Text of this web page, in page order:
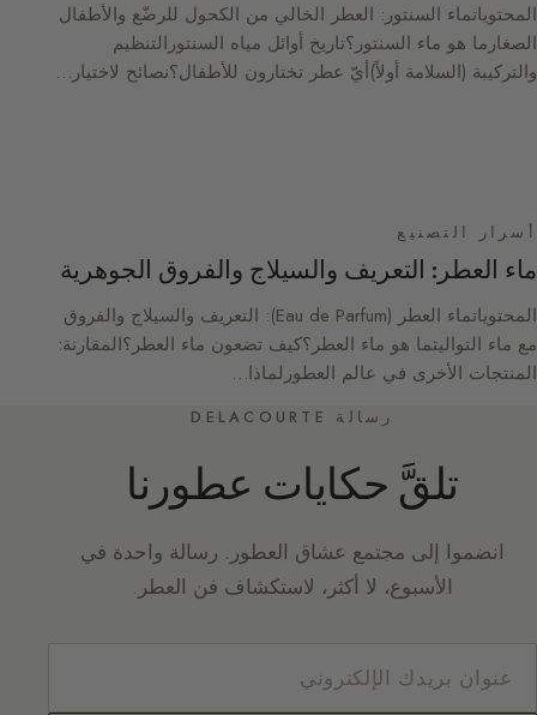
المحتوياتماء السنتور: العطر الخالي من الكحول للرضّع والأطفال
الصغارما هو ماء السنتور؟تاريخ أوائل مياه السنتورالتنظيم
والتركيبة (السلامة أولاً)أيّ عطر تختارون للأطفال؟نصائح لاختيار…
أسرار التصنيع
ماء العطر: التعريف والسيلاج والفروق الجوهرية
المحتوياتماء العطر (Eau de Parfum): التعريف والسيلاج والفروق
مع ماء التواليتما هو ماء العطر؟كيف تضعون ماء العطر؟المقارنة:
المنتجات الأخرى في عالم العطورلماذا…
رسالة DELACOURTE
تلقَّ حكايات عطورنا
انضموا إلى مجتمع عشاق العطور. رسالة واحدة في
الأسبوع، لا أكثر، لاستكشاف فن العطر.